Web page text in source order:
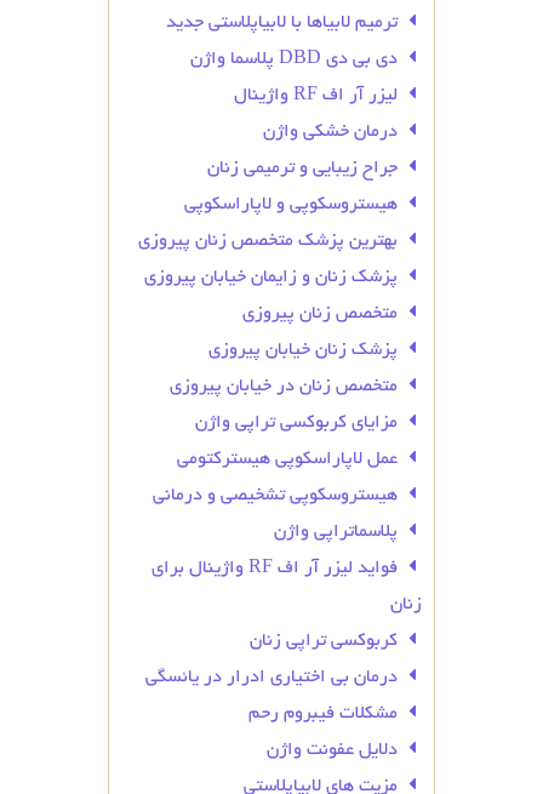
ترمیم لابیاها با لابیاپلاستی جدید
دی بی دی DBD پلاسما واژن
لیزر آر اف RF واژینال
درمان خشکی واژن
جراح زیبایی و ترمیمی زنان
هیستروسکوپی و لاپاراسکوپی
بهترین پزشک متخصص زنان پیروزی
پزشک زنان و زایمان خیابان پیروزی
متخصص زنان پیروزی
پزشک زنان خیابان پیروزی
متخصص زنان در خیابان پیروزی
مزایای کربوکسی تراپی واژن
عمل لاپاراسکوپی هیسترکتومی
هیستروسکوپی تشخیصی و درمانی
پلاسماتراپی واژن
فواید لیزر آر اف RF واژینال برای
زنان
کربوکسی تراپی زنان
درمان بی‌ اختیاری ادرار در یائسگی
مشکلات فیبروم رحم
دلایل عفونت واژن
مزیت های لابیاپلاستی